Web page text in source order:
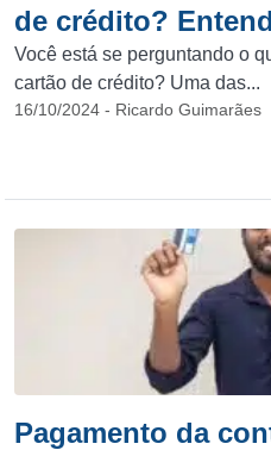
de crédito?
Você está se perguntando o
cartão de crédito? Uma das...
16/10/2024 - Ricardo Guimarães
Pagamento da